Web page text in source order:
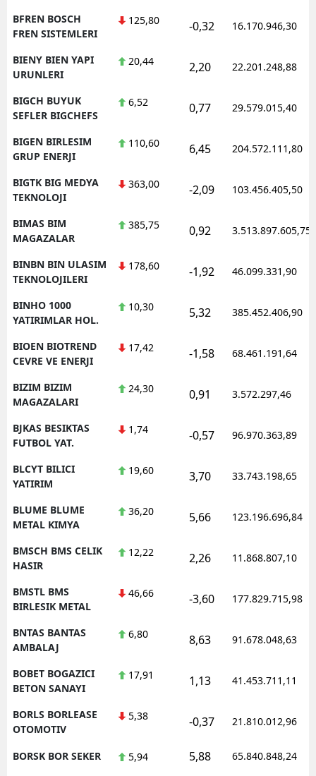
BFREN BOSCH
FREN SISTEMLERI
125,80 -0,32 16.170.946,30
BIENY BIEN YAPI
URUNLERI
20,44 2,20 22.201.248,88
BIGCH BUYUK
SEFLER BIGCHEFS
6,52 0,77 29.579.015,40
BIGEN BIRLESIM
GRUP ENERJI
110,60 6,45 204.572.111,80
BIGTK BIG MEDYA
TEKNOLOJI
363,00 -2,09 103.456.405,50
BIMAS BIM
MAGAZALAR
385,75 0,92 3.513.897.605,75
BINBN BIN ULASIM
TEKNOLOJILERI
178,60 -1,92 46.099.331,90
BINHO 1000
YATIRIMLAR HOL.
10,30 5,32 385.452.406,90
BIOEN BIOTREND
CEVRE VE ENERJI
17,42 -1,58 68.461.191,64
BIZIM BIZIM
MAGAZALARI
24,30 0,91 3.572.297,46
BJKAS BESIKTAS
FUTBOL YAT.
1,74 -0,57 96.970.363,89
BLCYT BILICI
YATIRIM
19,60 3,70 33.743.198,65
BLUME BLUME
METAL KIMYA
36,20 5,66 123.196.696,84
BMSCH BMS CELIK
HASIR
12,22 2,26 11.868.807,10
BMSTL BMS
BIRLESIK METAL
46,66 -3,60 177.829.715,98
BNTAS BANTAS
AMBALAJ
6,80 8,63 91.678.048,63
BOBET BOGAZICI
BETON SANAYI
17,91 1,13 41.453.711,11
BORLS BORLEASE
OTOMOTIV
5,38 -0,37 21.810.012,96
BORSK BOR SEKER 5,94 5,88 65.840.848,24